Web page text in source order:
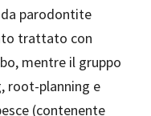
parodontite
trattato con
mentre il gruppo
root-planning e
(contenente